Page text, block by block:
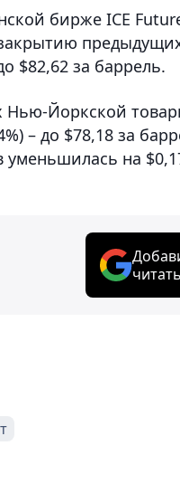
бирже ICE
$82,62 за баррель.
Йоркской
– до $78,18 за
на